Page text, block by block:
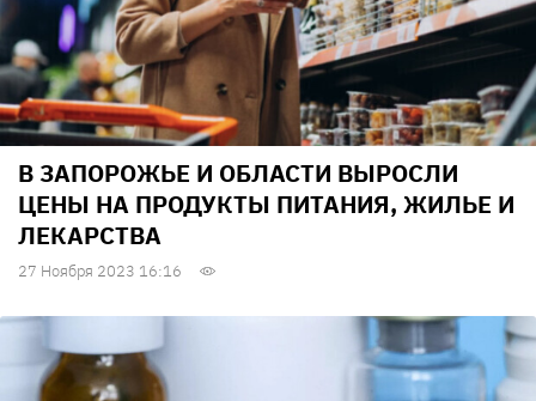
В ЗАПОРОЖЬЕ И ОБЛАСТИ ВЫРОСЛИ
ЦЕНЫ НА ПРОДУКТЫ ПИТАНИЯ, ЖИЛЬЕ И
ЛЕКАРСТВА
27 Ноября 2023 16:16